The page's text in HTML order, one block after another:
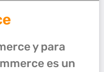
y para
es un